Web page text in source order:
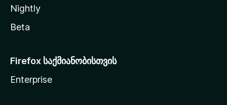
Nightly
Beta
Firefox საქმიანობისთვის
Enterprise